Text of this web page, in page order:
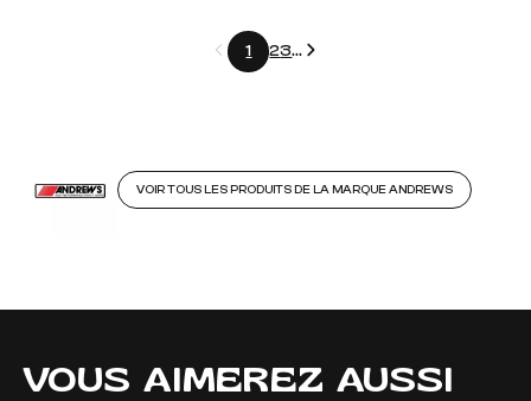
Précédent
1 23... Suivant
VOIR TOUS LES PRODUITS DE LA MARQUE ANDREWS
VOUS AIMEREZ AUSSI